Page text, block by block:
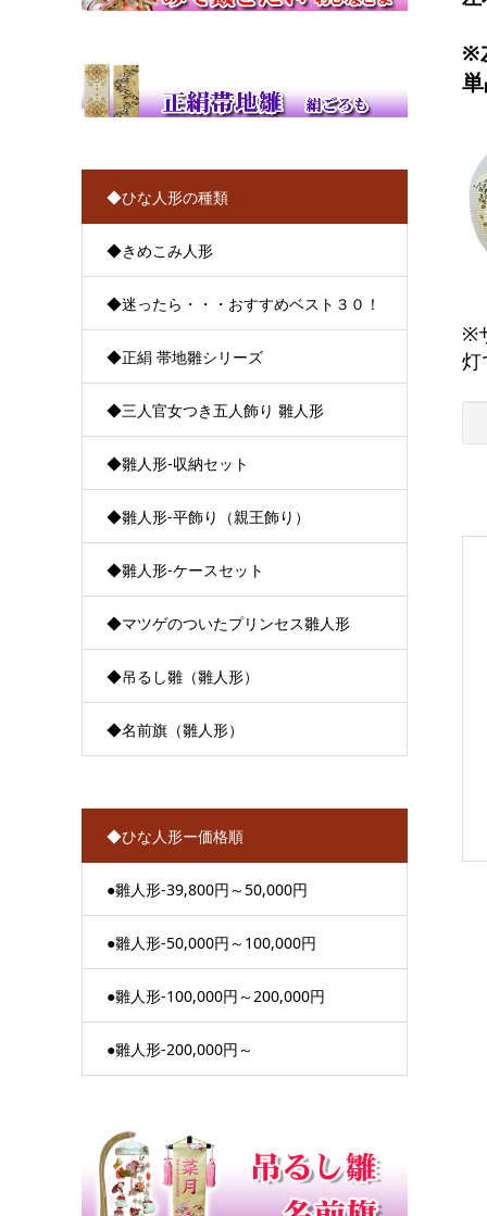
※
※
灯
◆ひな人形の種類
◆きめこみ人形
◆迷ったら・・・おすすめベスト３０！
◆正絹 帯地雛シリーズ
◆三人官女つき五人飾り 雛人形
◆雛人形-収納セット
◆雛人形-平飾り（親王飾り）
◆雛人形-ケースセット
◆マツゲのついたプリンセス雛人形
◆吊るし雛（雛人形）
◆名前旗（雛人形）
◆ひな人形ー価格順
●雛人形-39,800円～50,000円
●雛人形-50,000円～100,000円
●雛人形-100,000円～200,000円
●雛人形-200,000円～